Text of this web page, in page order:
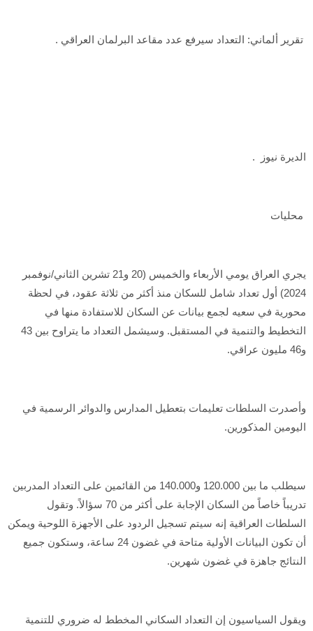
تقرير ألماني: التعداد سيرفع عدد مقاعد البرلمان العراقي .
الديرة نيوز .
محليات
يجري العراق يومي الأربعاء والخميس (20 و21 تشرين الثاني/نوفمبر
2024) أول تعداد شامل للسكان منذ أكثر من ثلاثة عقود، في لحظة
محورية في سعيه لجمع بيانات عن السكان للاستفادة منها في
التخطيط والتنمية في المستقبل. وسيشمل التعداد ما يتراوح بين 43
و46 مليون عراقي.
وأصدرت السلطات تعليمات بتعطيل المدارس والدوائر الرسمية في
اليومين المذكورين.
سيطلب ما بين 120.000 و140.000 من القائمين على التعداد المدربين
تدريباً خاصاً من السكان الإجابة على أكثر من 70 سؤالاً. وتقول
السلطات العراقية إنه سيتم تسجيل الردود على الأجهزة اللوحية ويمكن
أن تكون البيانات الأولية متاحة في غضون 24 ساعة، وستكون جميع
النتائج جاهزة في غضون شهرين.
ويقول السياسيون إن التعداد السكاني المخطط له ضروري للتنمية